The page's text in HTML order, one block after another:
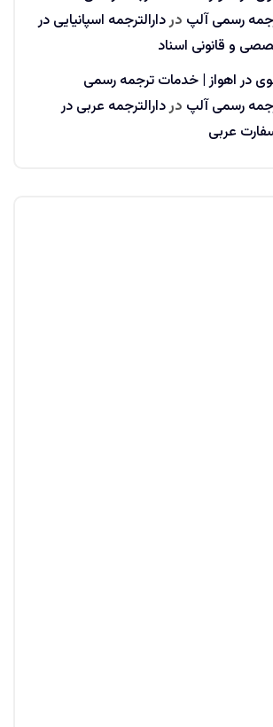
رسمی آلپ دردارالترجمه اسپانیایی در
و قانونی اسناد
در اهواز | خدمات ترجمه رسمی
رسمی آلپ دردارالترجمه عربی در
سفارت عربی